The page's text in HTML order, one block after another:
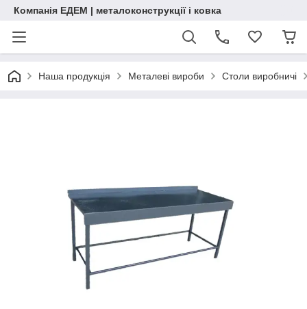
Компанія ЕДЕМ | металоконструкції і ковка
Наша продукція Металеві вироби Столи виробничі